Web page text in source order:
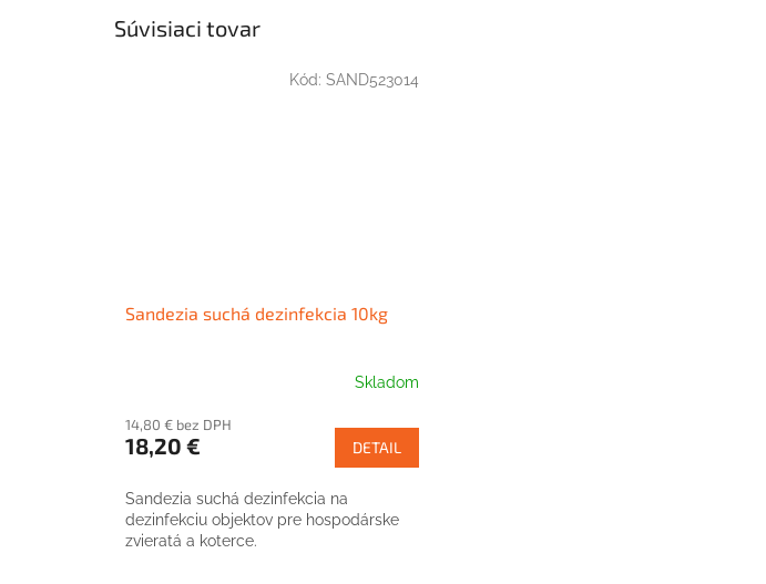
Súvisiaci tovar
Sandezia suchá dezinfekcia 10kg
Skladom
14,80 € bez DPH
18,20 € DETAIL
Sandezia suchá dezinfekcia na
dezinfekciu objektov pre hospodárske
zvieratá a koterce.
Kód: SAND523014